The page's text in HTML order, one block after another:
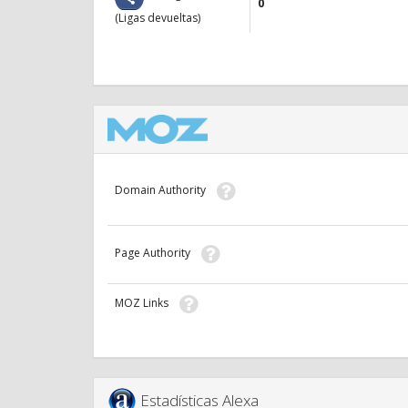
(Ligas devueltas)
0
Domain Authority
Page Authority
MOZ Links
Estadísticas Alexa